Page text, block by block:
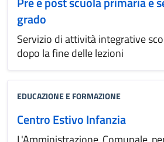
grado
Servizio di attività integrative
dopo la fine delle lezioni
EDUCAZIONE E FORMAZIONE
Centro Estivo Infanzia